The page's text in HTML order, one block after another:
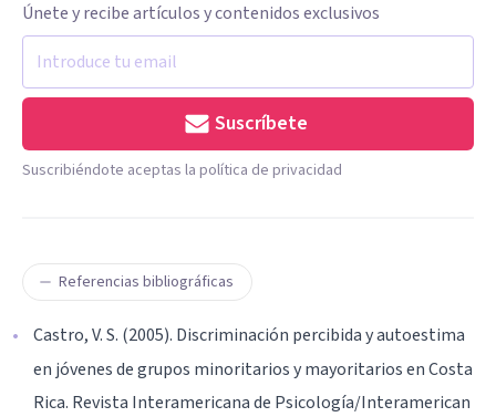
Únete y recibe artículos y contenidos exclusivos
Suscríbete
Suscribiéndote aceptas la política de privacidad
Referencias bibliográficas
Castro, V. S. (2005). Discriminación percibida y autoestima
en jóvenes de grupos minoritarios y mayoritarios en Costa
Rica. Revista Interamericana de Psicología/Interamerican